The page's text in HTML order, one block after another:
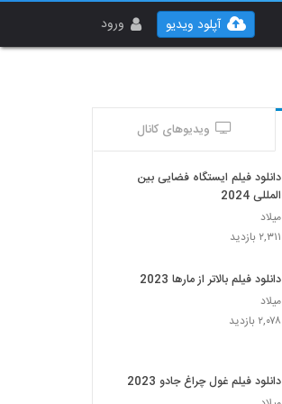
ورود آپلود ویدیو
ویدیوهای کانال
دانلود فیلم ایستگاه فضایی بین
المللی 2024
میلاد
۲,۳۱۱ بازدید
دانلود فیلم بالاتر از مارها 2023
میلاد
۲,۰۷۸ بازدید
دانلود فیلم غول چراغ جادو 2023